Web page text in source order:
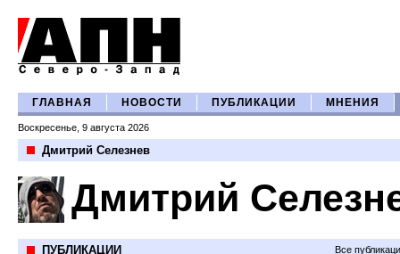
ГЛАВНАЯ НОВОСТИ ПУБЛИКАЦИИ МНЕНИЯ
Воскресенье, 9 августа 2026
Дмитрий Селезнев
Дмитрий
ПУБЛИКАЦИИ Все